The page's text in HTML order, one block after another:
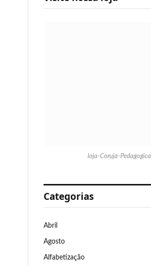
loja-Coruja-Pedagogica
Categorias
Abril
Agosto
Alfabetização